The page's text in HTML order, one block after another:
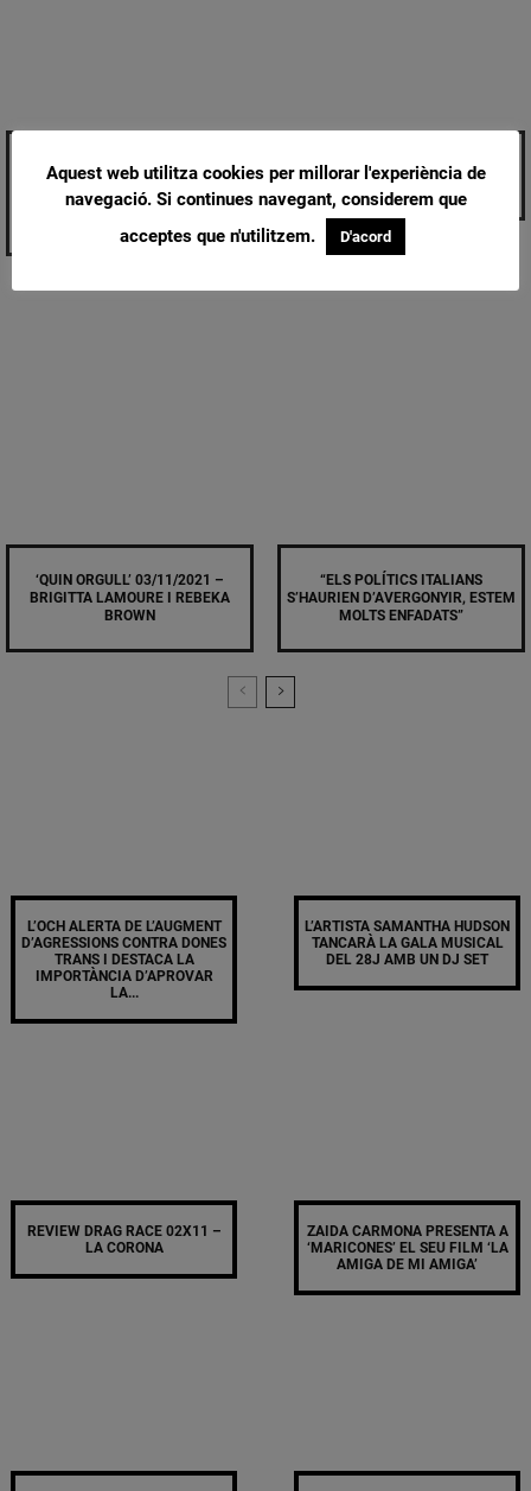
ALÉRGICAS AL POLEN
PRESENTEN ‘DE SOBRETAULA’: “EL
FET DE SER JOVES ENS SUPOSA
REBEKA BROWN: “ABANS L’OCI
NOCTURN ESTAVA MÉS MESCLAT”
‘QUIN ORGULL’ 03/11/2021 –
BRIGITTA LAMOURE I REBEKA
BROWN
“ELS POLÍTICS ITALIANS
S’HAURIEN D’AVERGONYIR, ESTEM
MOLTS ENFADATS”
L’OCH ALERTA DE L’AUGMENT
D’AGRESSIONS CONTRA DONES
TRANS I DESTACA LA
IMPORTÀNCIA D’APROVAR
LA...
L’ARTISTA SAMANTHA HUDSON
TANCARÀ LA GALA MUSICAL
DEL 28J AMB UN DJ SET
REVIEW DRAG RACE 02X11 –
LA CORONA
ZAIDA CARMONA PRESENTA A
‘MARICONES’ EL SEU FILM ‘LA
AMIGA DE MI AMIGA’
Aquest web utilitza cookies per millorar l'experiència de
navegació. Si continues navegant, considerem que
acceptes que n'utilitzem.
D'acord